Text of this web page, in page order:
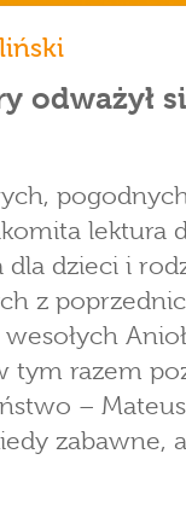
odważył
lektura
dzieci i
z
tym razem
–
zabawne,